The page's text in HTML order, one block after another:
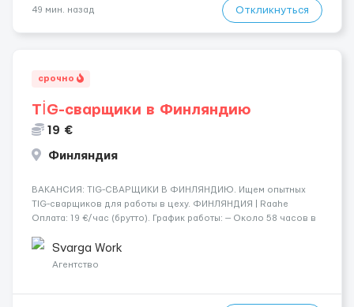
49 мин. назад Откликнуться
срочно
TİG-сварщики в Финляндию
19 €
Финляндия
​​ВАКАНСИЯ: TIG-СВАРЩИКИ В ФИНЛЯНДИЮ. Ищем опытных
TIG-сварщиков для работы в цеху. ФИНЛЯНДИЯ | Raahe
Оплата: 19 €/час (брутто). График работы: — Около 58 часов в
переработки. Дата начала: — Как можно скорее....
Svarga Work
Агентство